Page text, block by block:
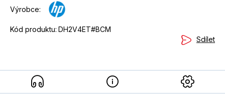
Výrobce:
Kód produktu: DH2V4ET#BCM
Sdílet